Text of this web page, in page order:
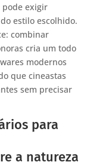
pode exigir
estilo escolhido.
combinar
cria um todo
modernos
que cineastas
sem precisar
para
a natureza